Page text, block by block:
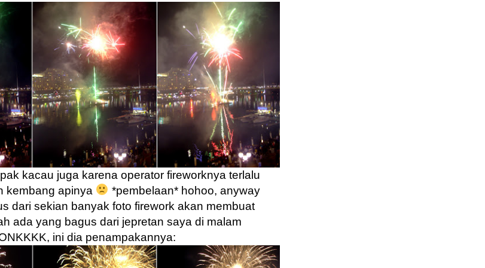
kacau juga karena operator fireworknya terlalu
kembang apinya
*pembelaan* hohoo, anyway
dari sekian banyak foto firework akan membuat
ada yang bagus dari jepretan saya di malam
ini dia penampakannya: